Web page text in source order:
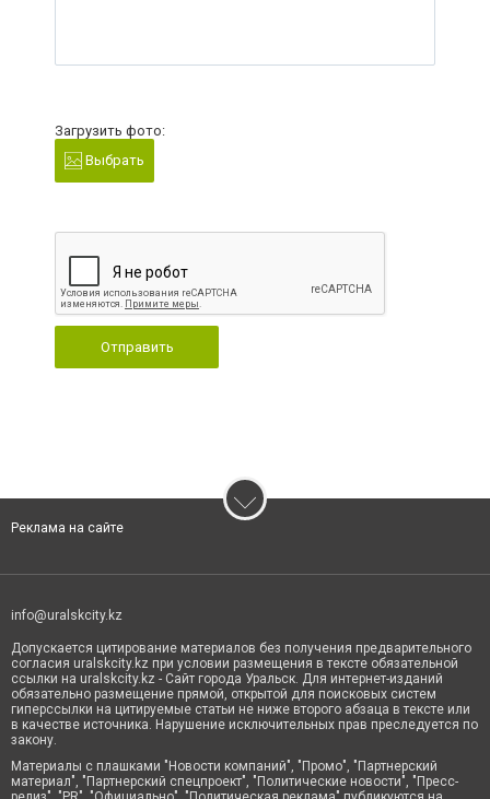
Загрузить фото:
Выбрать
Отправить
Реклама на сайте
info@uralskcity.kz
Допускается цитирование материалов без получения предварительного
согласия uralskcity.kz при условии размещения в тексте обязательной
ссылки на uralskcity.kz - Сайт города Уральск. Для интернет-изданий
обязательно размещение прямой, открытой для поисковых систем
гиперссылки на цитируемые статьи не ниже второго абзаца в тексте или
в качестве источника. Нарушение исключительных прав преследуется по
закону.
Материалы с плашками "Новости компаний", "Промо", "Партнерский
материал", "Партнерский спецпроект", "Политические новости", "Пресс-